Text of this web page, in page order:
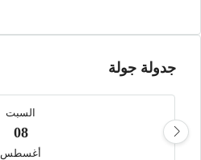
جدولة جولة
السبت
08
أغسطس